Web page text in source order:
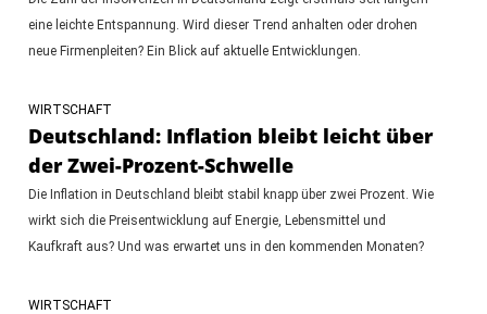
eine leichte Entspannung. Wird dieser Trend anhalten oder drohen
neue Firmenpleiten? Ein Blick auf aktuelle Entwicklungen.
WIRTSCHAFT
Deutschland: Inflation bleibt leicht über
der Zwei-Prozent-Schwelle
Die Inflation in Deutschland bleibt stabil knapp über zwei Prozent. Wie
wirkt sich die Preisentwicklung auf Energie, Lebensmittel und
Kaufkraft aus? Und was erwartet uns in den kommenden Monaten?
WIRTSCHAFT